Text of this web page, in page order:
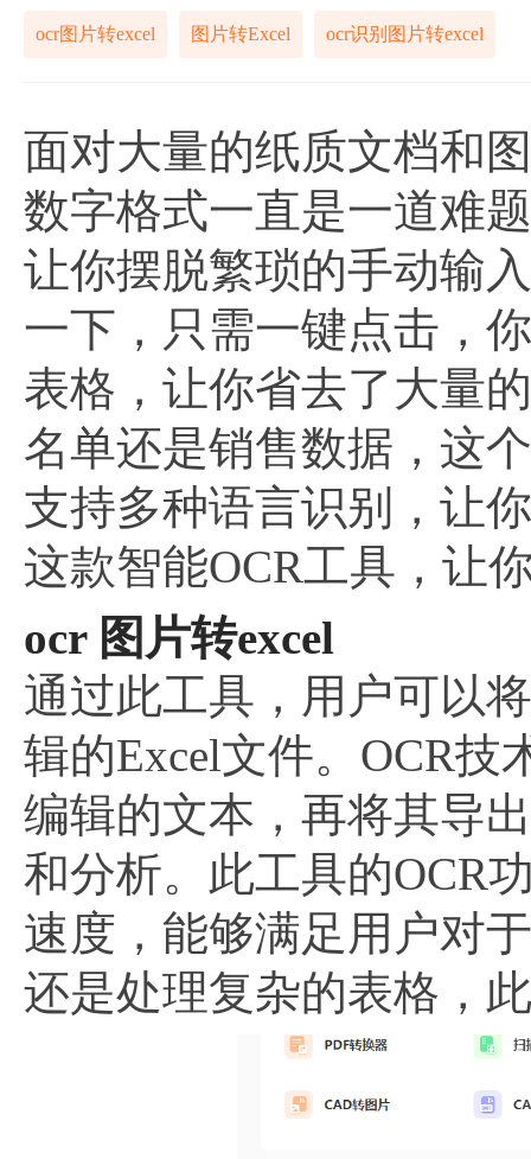
ocr图片转excel 图片转Excel ocr识别图片转excel
面对大量的纸质文档和
数字格式一直是一道难
让你摆脱繁琐的手动输
一下，只需一键点击，
表格，让你省去了大量
名单还是销售数据，这
支持多种语言识别，让
这款智能OCR工具，让
ocr 图片转excel
通过此工具，用户可以
辑的Excel文件。OCR
编辑的文本，再将其导
和分析。此工具的OCR
速度，能够满足用户对于
还是处理复杂的表格，